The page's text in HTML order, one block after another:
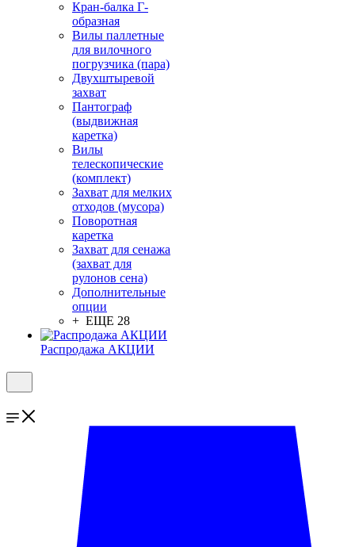
Кран-балка Г-
образная
Вилы паллетные
для вилочного
погрузчика (пара)
Двухштыревой
захват
Пантограф
(выдвижная
каретка)
Вилы
телескопические
(комплект)
Захват для мелких
отходов (мусора)
Поворотная
каретка
Захват для сенажа
(захват для
рулонов сена)
Дополнительные
опции
+ ЕЩЕ 28
Распродажа АКЦИИ